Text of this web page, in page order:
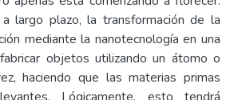
largo plazo, la transformación de la
mediante la nanotecnología en una
objetos utilizando un átomo o
haciendo que las materias primas